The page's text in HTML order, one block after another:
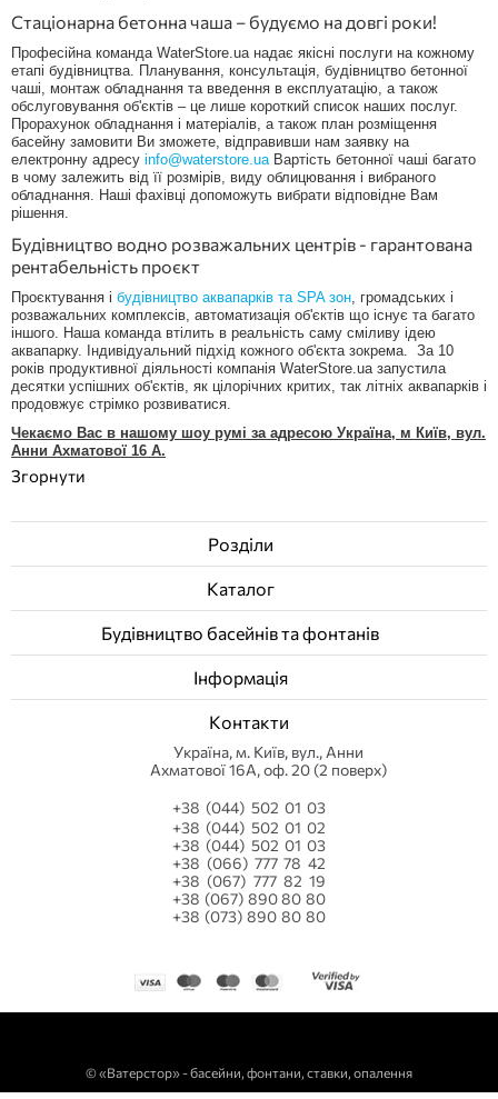
Стаціонарна бетонна чаша – будуємо на довгі роки!
Професійна команда WaterStore.ua надає якісні послуги на кожному
етапі будівництва. Планування, консультація, будівництво бетонної
чаші, монтаж обладнання та введення в експлуатацію, а також
обслуговування об'єктів – це лише короткий список наших послуг.
Прорахунок обладнання і матеріалів, а також план розміщення
басейну замовити Ви зможете, відправивши нам заявку на
електронну адресу info@waterstore.ua Вартість бетонної чаші багато
в чому залежить від її розмірів, виду облицювання і вибраного
обладнання. Наші фахівці допоможуть вибрати відповідне Вам
рішення.
Будівництво водно розважальних центрів - гарантована
рентабельність проєкт
Проєктування і будівництво аквапарків та SPA зон , громадських і
розважальних комплексів, автоматизація об'єктів що існує та багато
іншого. Наша команда втілить в реальність саму сміливу ідею
аквапарку. Індивідуальний підхід кожного об'єкта зокрема. За 10
років продуктивної діяльності компанія WaterStore.ua запустила
десятки успішних об'єктів, як цілорічних критих, так літніх аквапарків і
продовжує стрімко розвиватися.
Чекаємо Вас в нашому шоу румі за адресою Україна, м Київ, вул.
Анни Ахматової 16 А.
Розділи
Каталог
Будівництво басейнів та фонтанів
Інформація
Контакти
Українa, м. Київ, вул., Анни
Ахматової 16А, оф. 20 (2 поверх)
+38 (044) 502 01 03
+38 (044) 502 01 02
+38 (044) 502 01 03
+38 (066) 777 78 42
+38 (067) 777 82 19
+38 (067) 890 80 80
+38 (073) 890 80 80
©«Ватерстор» - басейни, фонтани, ставки, опалення